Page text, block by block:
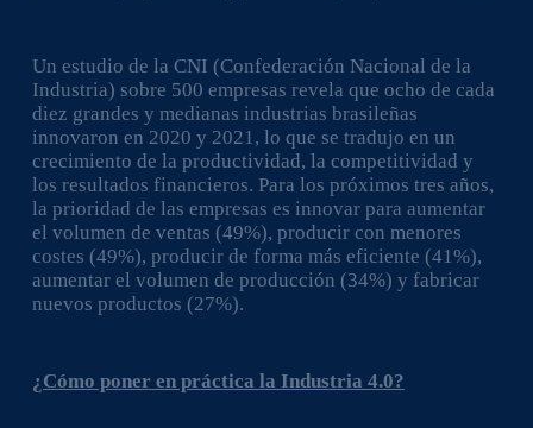
Un estudio de la CNI (Confederación Nacional de la
Industria) sobre 500 empresas revela que ocho de cada
diez grandes y medianas industrias brasileñas
innovaron en 2020 y 2021, lo que se tradujo en un
crecimiento de la productividad, la competitividad y
los resultados financieros. Para los próximos tres años,
la prioridad de las empresas es innovar para aumentar
el volumen de ventas (49%), producir con menores
costes (49%), producir de forma más eficiente (41%),
aumentar el volumen de producción (34%) y fabricar
nuevos productos (27%).
¿Cómo poner en práctica la Industria 4.0?